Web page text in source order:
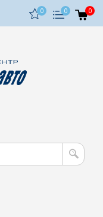
0 0 0